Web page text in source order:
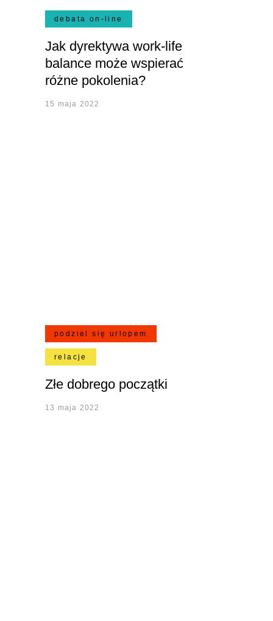
debata on-line
Jak dyrektywa work-life
balance może wspierać
różne pokolenia?
15 maja 2022
podziel się urlopem
relacje
Złe dobrego początki
13 maja 2022